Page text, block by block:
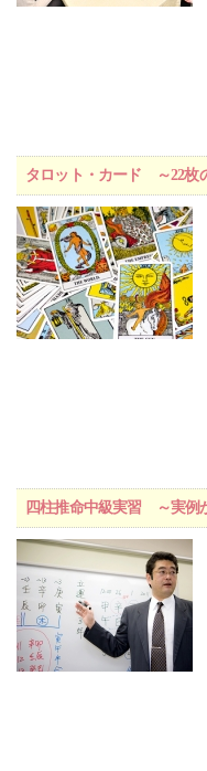
タロット・カード ～22枚
四柱推命中級実習 ～実例